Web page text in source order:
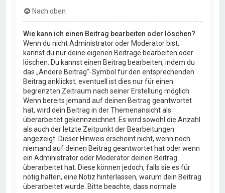
Nach oben
Wie kann ich einen Beitrag bearbeiten oder löschen?
Wenn du nicht Administrator oder Moderator bist,
kannst du nur deine eigenen Beiträge bearbeiten oder
löschen. Du kannst einen Beitrag bearbeiten, indem du
das „Ändere Beitrag“-Symbol für den entsprechenden
Beitrag anklickst; eventuell ist dies nur für einen
begrenzten Zeitraum nach seiner Erstellung möglich.
Wenn bereits jemand auf deinen Beitrag geantwortet
hat, wird dein Beitrag in der Themenansicht als
überarbeitet gekennzeichnet. Es wird sowohl die Anzahl
als auch der letzte Zeitpunkt der Bearbeitungen
angezeigt. Dieser Hinweis erscheint nicht, wenn noch
niemand auf deinen Beitrag geantwortet hat oder wenn
ein Administrator oder Moderator deinen Beitrag
überarbeitet hat. Diese können jedoch, falls sie es für
nötig halten, eine Notiz hinterlassen, warum dein Beitrag
überarbeitet wurde. Bitte beachte, dass normale